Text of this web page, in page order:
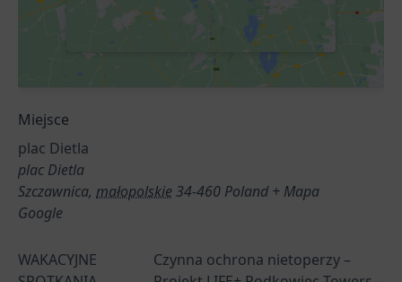
Miejsce
plac Dietla
plac Dietla
Szczawnica, małopolskie34-460 Poland + Mapa
Google
WAKACYJNE
Czynna ochrona nietoperzy –